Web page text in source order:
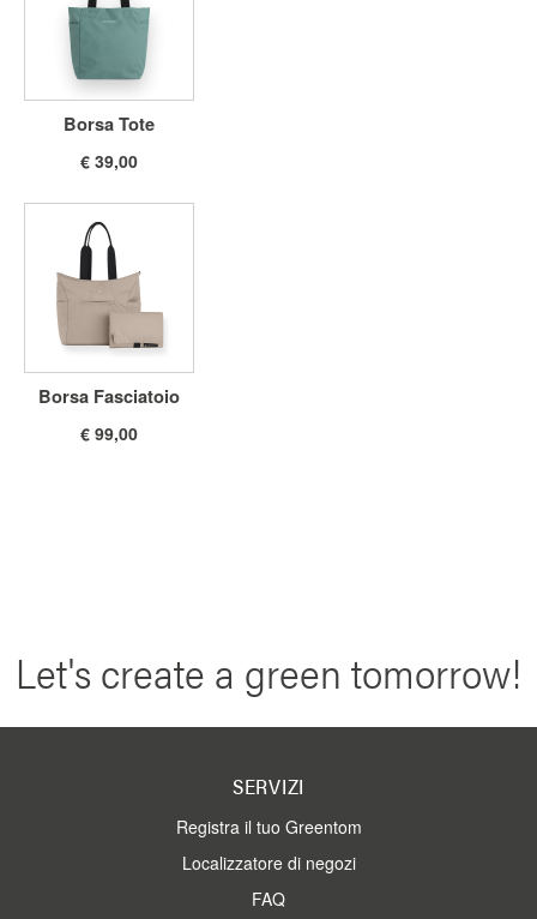
Borsa Tote
€ 39,00
Borsa Fasciatoio
€ 99,00
Let's create a green tomorrow!
SERVIZI
Registra il tuo Greentom
Localizzatore di negozi
FAQ